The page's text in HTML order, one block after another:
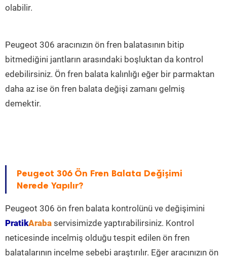
olabilir.
Peugeot 306 aracınızın ön fren balatasının bitip
bitmediğini jantların arasındaki boşluktan da kontrol
edebilirsiniz. Ön fren balata kalınlığı eğer bir parmaktan
daha az ise ön fren balata değişi zamanı gelmiş
demektir.
Peugeot 306 Ön Fren Balata Değişimi
Nerede Yapılır?
Peugeot 306 ön fren balata kontrolünü ve değişimini
PratikAraba servisimizde yaptırabilirsiniz. Kontrol
neticesinde incelmiş olduğu tespit edilen ön fren
balatalarının incelme sebebi araştırılır. Eğer aracınızın ön